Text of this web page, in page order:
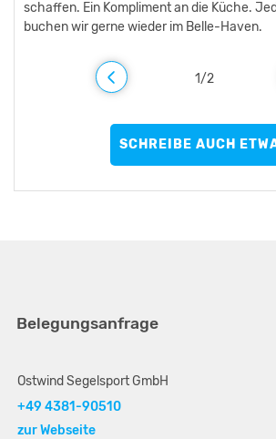
schaffen. Ein Kompliment an die Küche.
buchen wir gerne wieder im Belle-Haven.
buchen, großes Kompliment!
1/2
SCHREIBE AUCH
Belegungsanfrage
Ostwind Segelsport GmbH
+49 4381-90510
zur Webseite